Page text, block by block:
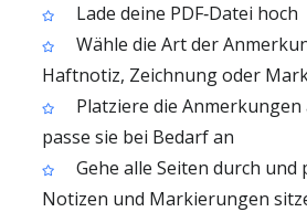
Lade deine PDF‑Datei hoch
Wähle die Art der
Haftnotiz, Zeichnung oder
Platziere die
passe sie bei Bedarf an
Gehe alle Seiten durch und
Notizen und Markierungen